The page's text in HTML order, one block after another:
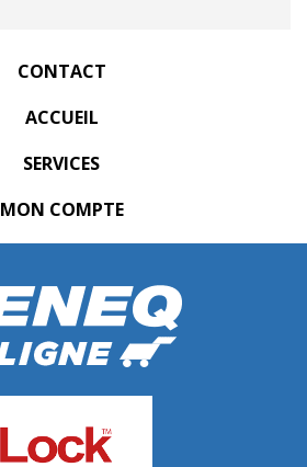
CONTACT
ACCUEIL
SERVICES
MON COMPTE